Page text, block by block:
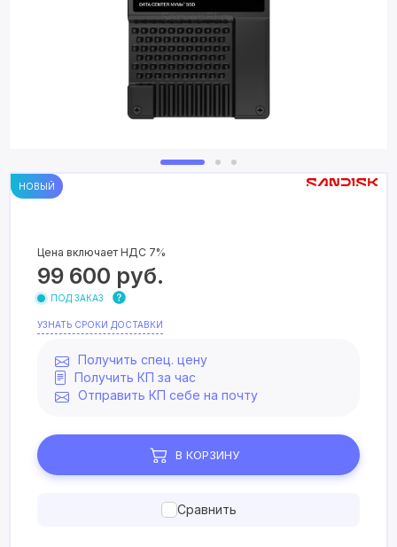
НОВЫЙ
Цена включает НДС 7%
99 600 руб.
ПОД ЗАКАЗ
УЗНАТЬ СРОКИ ДОСТАВКИ
Получить спец. цену
Получить КП за час
Отправить КП себе на почту
В КОРЗИНУ
Сравнить